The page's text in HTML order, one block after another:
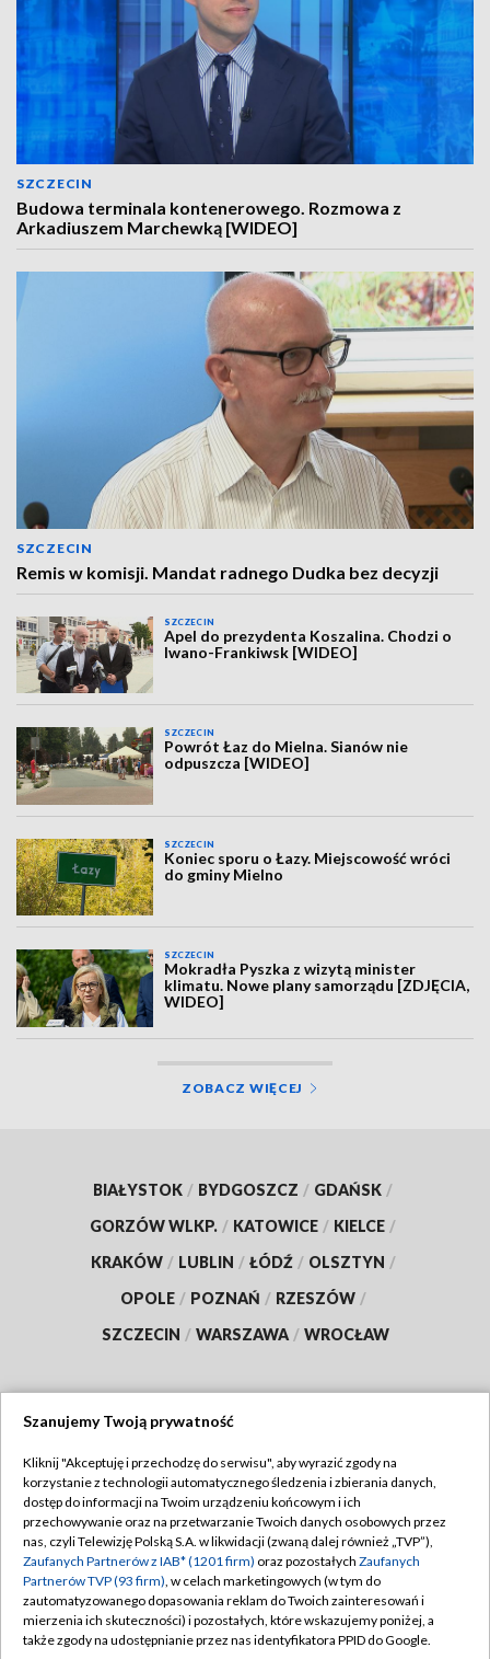
SZCZECIN
Budowa terminala kontenerowego. Rozmowa z
Arkadiuszem Marchewką [WIDEO]
SZCZECIN
Remis w komisji. Mandat radnego Dudka bez decyzji
SZCZECIN
Apel do prezydenta Koszalina. Chodzi o
Iwano-Frankiwsk [WIDEO]
SZCZECIN
Powrót Łaz do Mielna. Sianów nie
odpuszcza [WIDEO]
SZCZECIN
Koniec sporu o Łazy. Miejscowość wróci
do gminy Mielno
SZCZECIN
Mokradła Pyszka z wizytą minister
klimatu. Nowe plany samorządu [ZDJĘCIA,
WIDEO]
ZOBACZ WIĘCEJ
BIAŁYSTOK / BYDGOSZCZ / GDAŃSK /
GORZÓW WLKP. / KATOWICE / KIELCE /
KRAKÓW / LUBLIN / ŁÓDŹ / OLSZTYN /
OPOLE / POZNAŃ / RZESZÓW /
SZCZECIN / WARSZAWA / WROCŁAW
TVP
Abonament TVP
Emisja w TVP
Centrum informacji TVP
Naziemna Telewizja Cyfrowa
Regulamin TVP
Polityka prywatności
Moje zgody
Pomoc
Szanujemy Twoją prywatność
Kliknij "Akceptuję i przechodzę do serwisu", aby wyrazić zgody na
korzystanie z technologii automatycznego śledzenia i zbierania danych,
dostęp do informacji na Twoim urządzeniu końcowym i ich
przechowywanie oraz na przetwarzanie Twoich danych osobowych przez
nas, czyli Telewizję Polską S.A. w likwidacji (zwaną dalej również „TVP”),
Zaufanych Partnerów z IAB* (1201 firm) oraz pozostałych Zaufanych
Partnerów TVP (93 firm), w celach marketingowych (w tym do
zautomatyzowanego dopasowania reklam do Twoich zainteresowań i
mierzenia ich skuteczności) i pozostałych, które wskazujemy poniżej, a
także zgody na udostępnianie przez nas identyfikatora PPID do Google.